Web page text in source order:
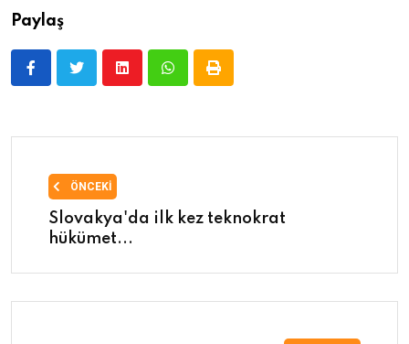
Paylaş
ÖNCEKI
Slovakya'da ilk kez teknokrat
hükümet...